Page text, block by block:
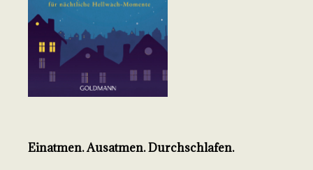
Einatmen. Ausatmen. Durchschlafen.